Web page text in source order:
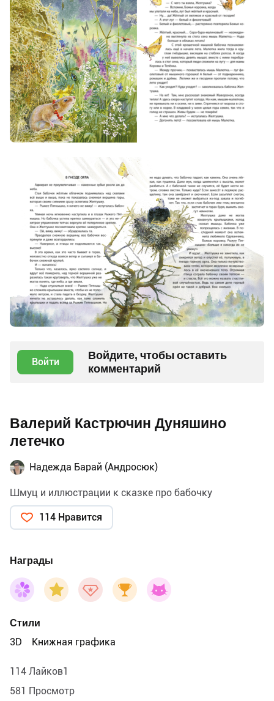
Войти
Войдите, чтобы оставить
комментарий
Валерий Кастрючин Дуняшино
летечко
Надежда Барай (Андросюк)
Шмуц и иллюстрации к сказке про бабочку
114 Нравится
Награды
Стили
3D
Книжная графика
114 Лайков1
581 Просмотр